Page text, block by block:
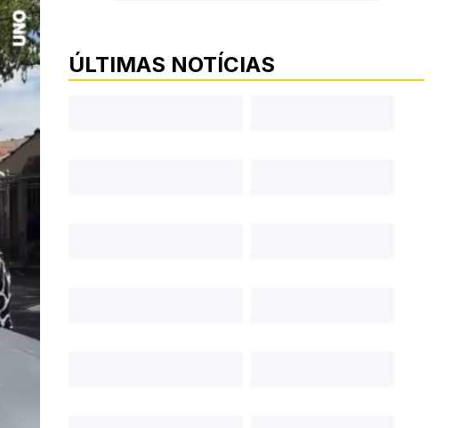
ÚLTIMAS NOTÍCIAS